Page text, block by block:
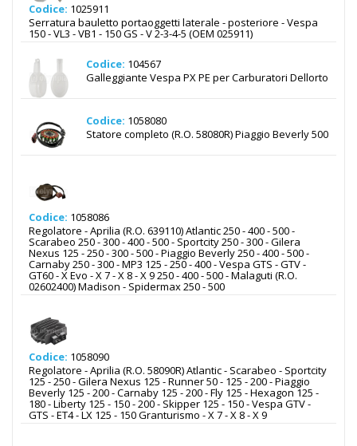
Codice: 1025911
Serratura bauletto portaoggetti laterale - posteriore - Vespa
150 - VL3 - VB1 - 150 GS - V 2-3-4-5 (OEM 025911)
Codice: 104567
Galleggiante Vespa PX PE per Carburatori Dellorto
Codice: 1058080
Statore completo (R.O. 58080R) Piaggio Beverly 500
Codice: 1058086
Regolatore - Aprilia (R.O. 639110) Atlantic 250 - 400 - 500 -
Scarabeo 250 - 300 - 400 - 500 - Sportcity 250 - 300 - Gilera
Nexus 125 - 250 - 300 - 500 - Piaggio Beverly 250 - 400 - 500 -
Carnaby 250 - 300 - MP3 125 - 250 - 400 - Vespa GTS - GTV -
GT60 - X Evo - X 7 - X 8 - X 9 250 - 400 - 500 - Malaguti (R.O.
02602400) Madison - Spidermax 250 - 500
Codice: 1058090
Regolatore - Aprilia (R.O. 58090R) Atlantic - Scarabeo - Sportcity
125 - 250 - Gilera Nexus 125 - Runner 50 - 125 - 200 - Piaggio
Beverly 125 - 200 - Carnaby 125 - 200 - Fly 125 - Hexagon 125 -
180 - Liberty 125 - 150 - 200 - Skipper 125 - 150 - Vespa GTV -
GTS - ET4 - LX 125 - 150 Granturismo - X 7 - X 8 - X 9